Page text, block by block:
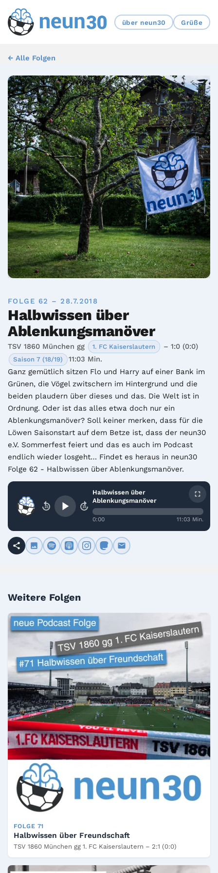
über neun30 Grüße
← Alle Folgen
FOLGE 62 – 28.7.2018
Halbwissen über
Ablenkungsmanöver
TSV 1860 München gg 1. FC Kaiserslautern – 1:0 (0:0)
Saison 7 (18/19)
11:03 Min.
Ganz gemütlich sitzen Flo und Harry auf einer Bank im
Grünen, die Vögel zwitschern im Hintergrund und die
beiden plaudern über dieses und das. Die Welt ist in
Ordnung. Oder ist das alles etwa doch nur ein
Ablenkungsmanöver? Soll keiner merken, dass für die
Löwen Saisonstart auf dem Betze ist, dass der neun30
e.V. Sommerfest feiert und das es auch im Podcast
endlich wieder losgeht… Findet es heraus in neun30
Folge 62 - Halbwissen über Ablenkungsmanöver.
15 15
Halbwissen über
Ablenkungsmanöver
0:00 11:03 Min.
Weitere Folgen
FOLGE 71
Halbwissen über Freundschaft
TSV 1860 München gg 1. FC Kaiserslautern – 2:1 (0:0)